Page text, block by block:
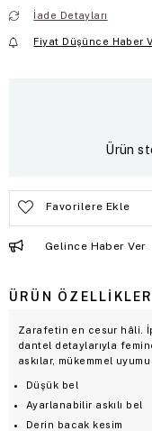
İade Detayları
Fiyat Düşünce Haber
Ürün
Favorilere Ekle
Gelince Haber Ver
ÜRÜN
Zarafetin en cesur hâli.
dantel detaylarıyla
askılar, mükemmel
Düşük bel
Ayarlanabilir askılı bel
Derin bacak kesim